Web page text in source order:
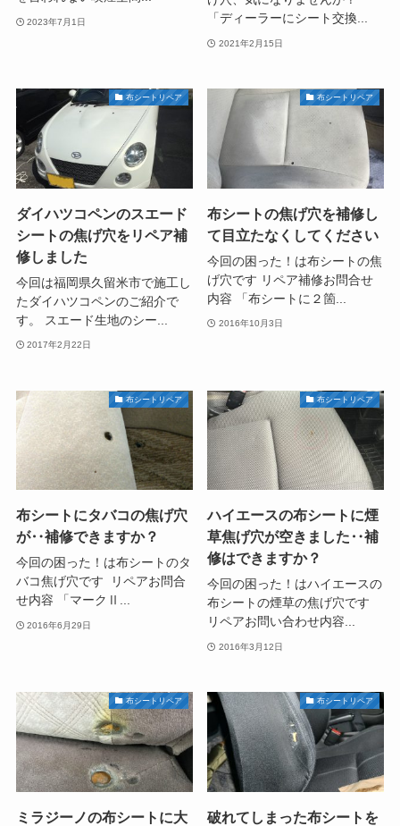
2023年7月1日
「ディーラーにシート交換...
2021年2月15日
布シートリペア
ダイハツコペンのスエード
シートの焦げ穴をリペア補
修しました
今回は福岡県久留米市で施工し
たダイハツコペンのご紹介で
す。 スエード生地のシー...
2017年2月22日
布シートリペア
布シートの焦げ穴を補修し
て目立たなくしてください
今回の困った！は布シートの焦
げ穴です リペア補修お問合せ
内容 「布シートに２箇...
2016年10月3日
布シートリペア
布シートにタバコの焦げ穴
が‥補修できますか？
今回の困った！は布シートのタ
バコ焦げ穴です リペアお問合
せ内容 「マークⅡ...
2016年6月29日
布シートリペア
ハイエースの布シートに煙
草焦げ穴が空きました‥補
修はできますか？
今回の困った！はハイエースの
布シートの煙草の焦げ穴です
リペアお問い合わせ内容...
2016年3月12日
布シートリペア
ミラジーノの布シートに大
布シートリペア
破れてしまった布シートを